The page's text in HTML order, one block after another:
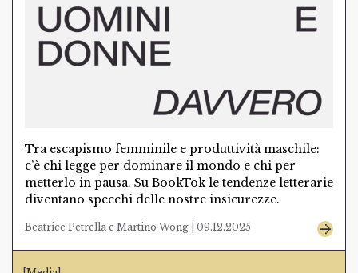
Tra escapismo femminile e produttività maschile:
c’è chi legge per dominare il mondo e chi per
metterlo in pausa. Su BookTok le tendenze letterarie
diventano specchi delle nostre insicurezze.
Beatrice Petrella e Martino Wong | 09.12.2025